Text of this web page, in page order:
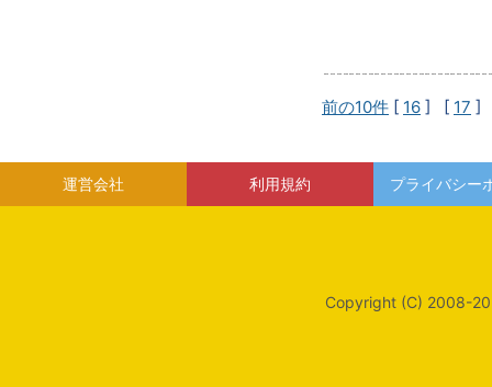
前の10件 [ 16 ] [ 17 ]
運営会社 利用規約 プライバシー
Copyright (C) 2008-